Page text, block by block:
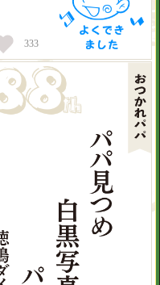
333